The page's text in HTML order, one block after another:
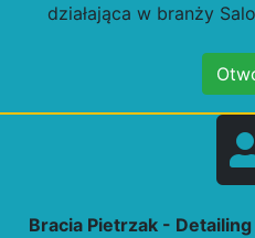
działająca w branży
Bracia Pietrzak -